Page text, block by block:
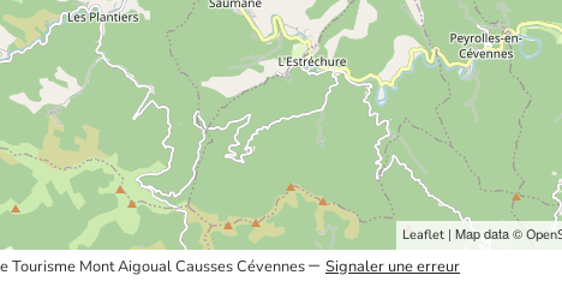
Leaflet | Map data ©
Tourisme Mont Aigoual Causses Cévennes– Signaler une erreur